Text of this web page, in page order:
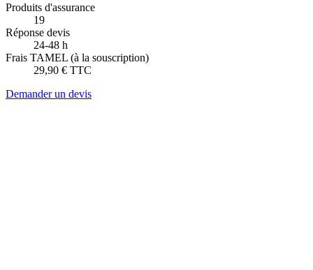
Produits d'assurance
19
Réponse devis
24-48 h
Frais TAMEL (à la souscription)
29,90 € TTC
Demander un devis